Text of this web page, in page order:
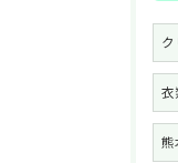
衣
熊